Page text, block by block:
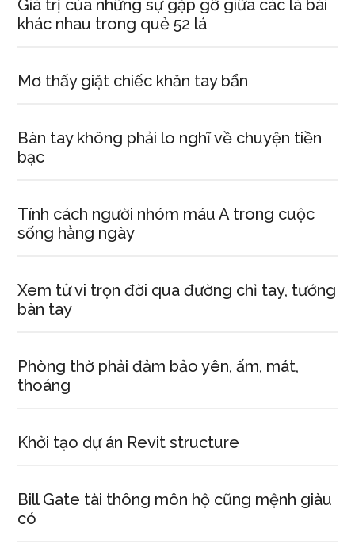
Giá trị của những sự gặp gỡ giữa các lá bài
khác nhau trong quẻ 52 lá
Mơ thấy giặt chiếc khăn tay bẩn
Bàn tay không phải lo nghĩ về chuyện tiền
bạc
Tính cách người nhóm máu A trong cuộc
sống hằng ngày
Xem tử vi trọn đời qua đường chỉ tay, tướng
bàn tay
Phòng thờ phải đảm bảo yên, ấm, mát,
thoáng
Khởi tạo dự án Revit structure
Bill Gate tài thông môn hộ cũng mệnh giàu
có